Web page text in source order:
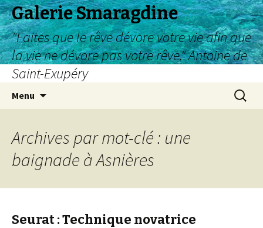
Galerie Smaragdine
"Faites que le rêve dévore votre vie afin que
la vie ne dévore pas votre rêve." Antoine de
Saint-Exupéry
Menu
Archives par mot-clé : une
baignade à Asnières
Seurat : Technique novatrice